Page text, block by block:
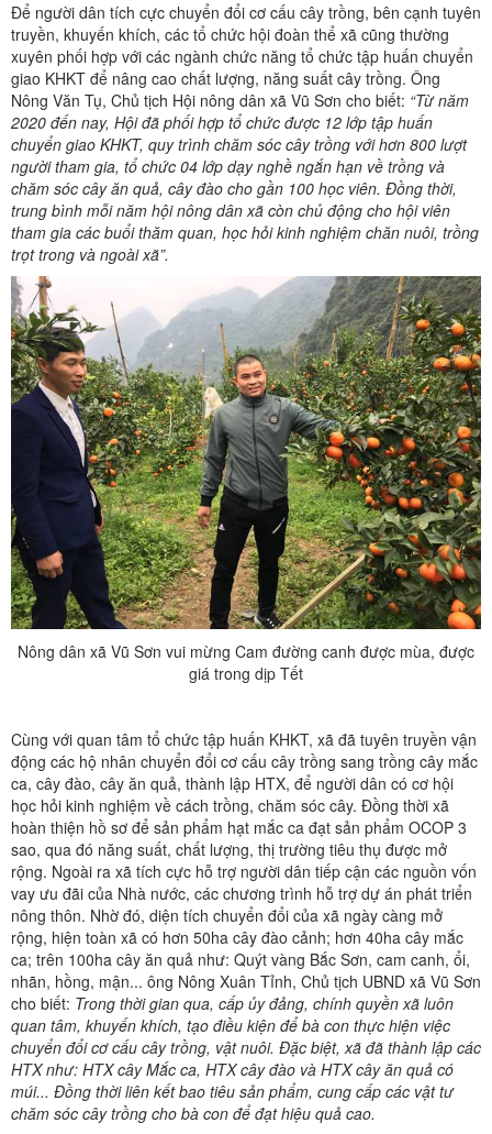
Để người dân tích cực chuyển đổi cơ cấu cây trồng, bên cạnh tuyên
truyền, khuyến khích, các tổ chức hội đoàn thể xã cũng thường
xuyên phối hợp với các ngành chức năng tổ chức tập huấn chuyển
giao KHKT để nâng cao chất lượng, năng suất cây trồng. Ông
Nông Văn Tụ, Chủ tịch Hội nông dân xã Vũ Sơn cho biết: “Từ năm
2020 đến nay, Hội đã phối hợp tổ chức được 12 lớp tập huấn
chuyển giao KHKT, quy trình chăm sóc cây trồng với hơn 800 lượt
người tham gia, tổ chức 04 lớp dạy nghề ngắn hạn về trồng và
chăm sóc cây ăn quả, cây đào cho gần 100 học viên. Đồng thời,
trung bình mỗi năm hội nông dân xã còn chủ động cho hội viên
tham gia các buổi thăm quan, học hỏi kinh nghiệm chăn nuôi, trồng
trọt trong và ngoài xã”.
Nông dân xã Vũ Sơn vui mừng Cam đường canh được mùa, được
giá trong dịp Tết
Cùng với quan tâm tổ chức tập huấn KHKT, xã đã tuyên truyền vận
động các hộ nhân chuyển đổi cơ cấu cây trồng sang trồng cây mắc
ca, cây đào, cây ăn quả, thành lập HTX, để người dân có cơ hội
học hỏi kinh nghiệm về cách trồng, chăm sóc cây. Đồng thời xã
hoàn thiện hồ sơ để sản phẩm hạt mắc ca đạt sản phẩm OCOP 3
sao, qua đó năng suất, chất lượng, thị trường tiêu thụ được mở
rộng. Ngoài ra xã tích cực hỗ trợ người dân tiếp cận các nguồn vốn
vay ưu đãi của Nhà nước, các chương trình hỗ trợ dự án phát triển
nông thôn. Nhờ đó, diện tích chuyển đổi của xã ngày càng mở
rộng, hiện toàn xã có hơn 50ha cây đào cảnh; hơn 40ha cây mắc
ca; trên 100ha cây ăn quả như: Quýt vàng Bắc Sơn, cam canh, ổi,
nhãn, hồng, mận... ông Nông Xuân Tỉnh, Chủ tịch UBND xã Vũ Sơn
cho biết: Trong thời gian qua, cấp ủy đảng, chính quyền xã luôn
quan tâm, khuyến khích, tạo điều kiện để bà con thực hiện việc
chuyển đổi cơ cấu cây trồng, vật nuôi. Đặc biệt, xã đã thành lập các
HTX như: HTX cây Mắc ca, HTX cây đào và HTX cây ăn quả có
múi... Đồng thời liên kết bao tiêu sản phẩm, cung cấp các vật tư
chăm sóc cây trồng cho bà con để đạt hiệu quả cao.